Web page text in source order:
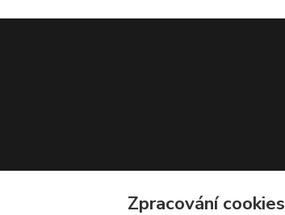
Zpracování cookies